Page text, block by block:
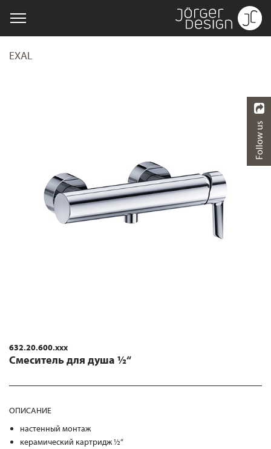
EXAL
632.20.600.xxx
Смеситель для душа ½“
ОПИСАНИЕ
настенный монтаж
керамический картридж ½“
Follow us